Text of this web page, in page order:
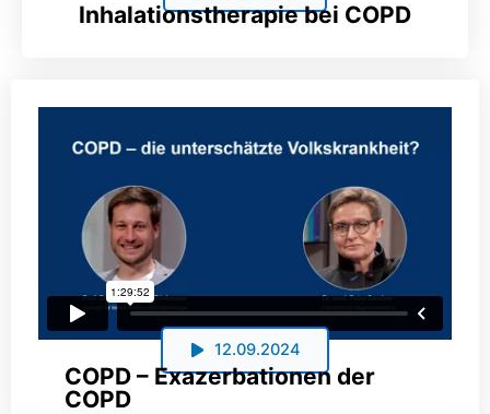
Inhalationstherapie bei COPD
12.09.2024
COPD – Exazerbationen der
COPD